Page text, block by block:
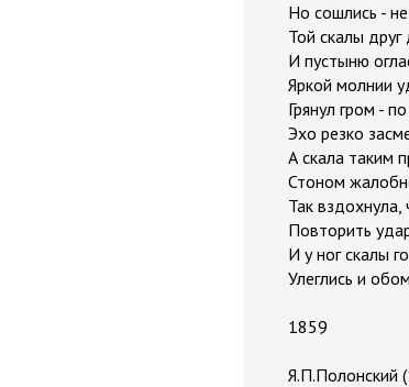
Но сошлись -
Той скалы друг
И пустыню
Яркой молнии
Грянул гром -
Эхо резко
А скала таким
Стоном
Так вздохнула,
Повторить
И у ног скалы
Улеглись и
1859
Я.П.Полонский